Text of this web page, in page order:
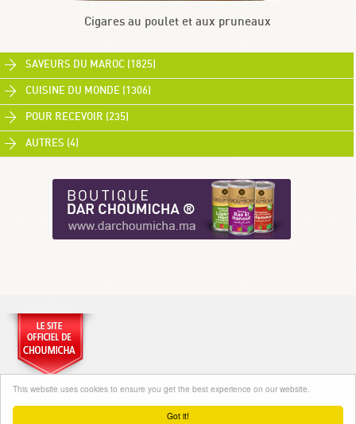
Got it!
This website uses cookies to ensure you get the best experience on our website.
Cigares au poulet et aux pruneaux
SAVEURS DU MAROC (1825)
CUISINE DU MONDE (1306)
POUR RECEVOIR (235)
AUTRES (4)